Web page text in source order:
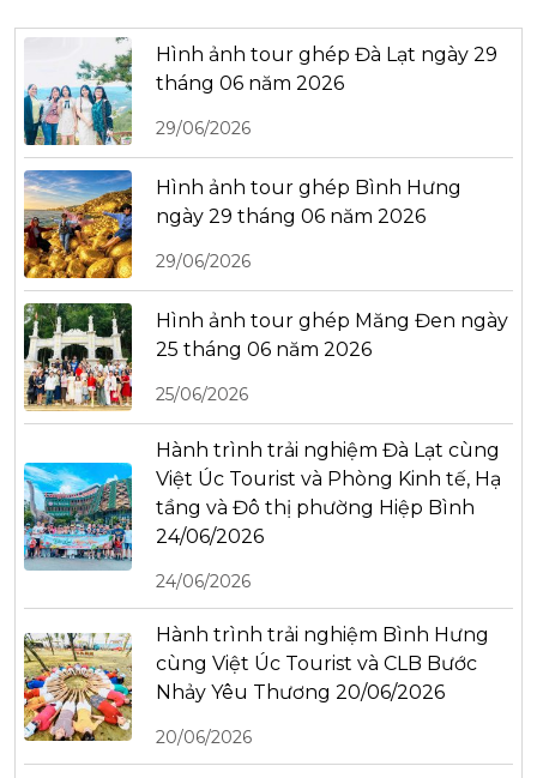
Hình ảnh tour ghép Đà Lạt ngày 29
tháng 06 năm 2026
29/06/2026
Hình ảnh tour ghép Bình Hưng
ngày 29 tháng 06 năm 2026
29/06/2026
Hình ảnh tour ghép Măng Đen ngày
25 tháng 06 năm 2026
25/06/2026
Hành trình trải nghiệm Đà Lạt cùng
Việt Úc Tourist và Phòng Kinh tế, Hạ
tầng và Đô thị phường Hiệp Bình
24/06/2026
24/06/2026
Hành trình trải nghiệm Bình Hưng
cùng Việt Úc Tourist và CLB Bước
Nhảy Yêu Thương 20/06/2026
20/06/2026